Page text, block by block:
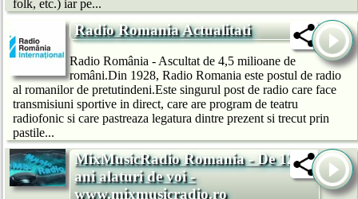
folk, etc.) iar pe...
Radio Romania Actualitati
Radio România - Ascultat de 4,5 milioane de
români.Din 1928, Radio Romania este postul de radio
al romanilor de pretutindeni.Este singurul post de radio care face
transmisiuni sportive in direct, care are program de teatru
radiofonic si care pastreaza legatura dintre prezent si trecut prin
pastile...
MixMusicRadio Romania - De 12
ani alaturi de voi -
www.mixmusicradio.ro